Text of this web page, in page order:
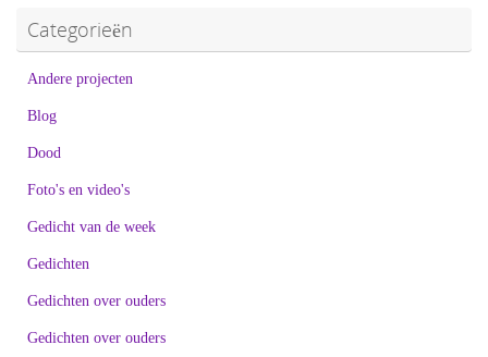
Categorieën
Andere projecten
Blog
Dood
Foto's en video's
Gedicht van de week
Gedichten
Gedichten over ouders
Gedichten over ouders